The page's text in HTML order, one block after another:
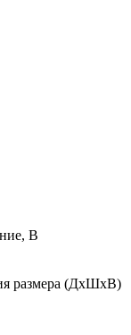
В
размера (ДхШхВ)